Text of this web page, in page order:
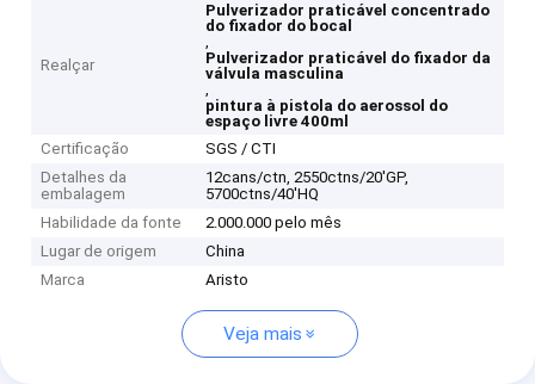
Realçar
Pulverizador praticável concentrado
do fixador do bocal
,
Pulverizador praticável do fixador da
válvula masculina
,
pintura à pistola do aerossol do
espaço livre 400ml
Certificação
SGS / CTI
Detalhes da
embalagem
12cans/ctn, 2550ctns/20'GP,
5700ctns/40'HQ
Habilidade da fonte
2.000.000 pelo mês
Lugar de origem
China
Marca
Aristo
Veja mais